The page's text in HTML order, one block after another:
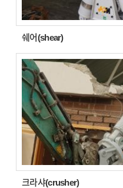
쉐어(shear)
크라샤(crusher)